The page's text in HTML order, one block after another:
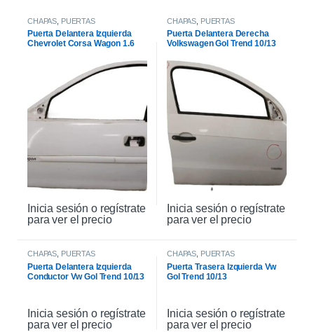
CHAPAS PUERTAS
Puerta Delantera Izquierda
Chevrolet Corsa Wagon 1.6
Inicia sesión o regístrate
para ver el precio
CHAPAS PUERTAS
Puerta Delantera Derecha
Volkswagen Gol Trend 10/13
Inicia sesión o regístrate
para ver el precio
CHAPAS PUERTAS
Puerta Delantera Izquierda
Conductor Vw Gol Trend 10/13
Inicia sesión o regístrate
para ver el precio
CHAPAS PUERTAS
Puerta Trasera Izquierda Vw
Gol Trend 10/13
Inicia sesión o regístrate
para ver el precio